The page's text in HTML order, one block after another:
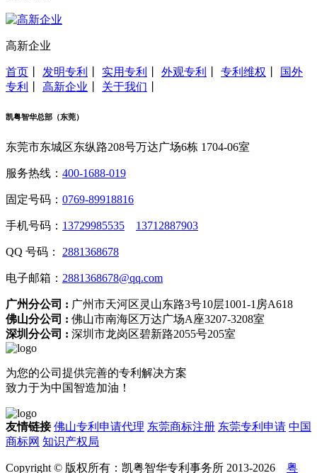
高新企业
首页 发明专利 实用专利 外观专利 专利维权
国外
专利
高新企业 关于我们
凯粤智华总部（东莞）
东莞市东城区东纵路208号万达广场6栋 1704-06室
服务热线： 400-1688-019
固定号码： 0769-89918816
手机号码： 13729985535 13712887903
QQ 号码： 2881368678
电子邮箱： 2881368678@qq.com
广州分公司 : 广州市天河区灵山东路3号10层1001-1房A618
佛山分公司 : 佛山市南海区万达广场A座3207-3208室
深圳分公司 : 深圳市龙岗区碧新路2055号205室
为您的公司提供完善的专利解决方案
致力于为中国智造加油！
友情链接 佛山专利申请代理 东莞商标注册 东莞专利申请 中国
商标网 知识产权局
Copyright © 版权所有：凯粤智华专利事务所 2013-2026 粤